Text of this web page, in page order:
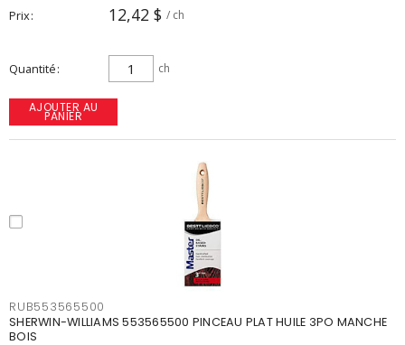
Prix 12,42 $ / ch
Quantité ch
AJOUTER AU
PANIER
RUB553565500
SHERWIN-WILLIAMS 553565500 PINCEAU PLAT HUILE 3PO MANCHE
BOIS